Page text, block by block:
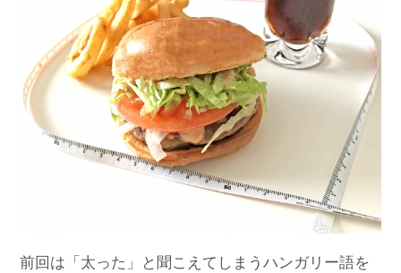
前回は「太った」と聞こえてしまうハンガリー語を